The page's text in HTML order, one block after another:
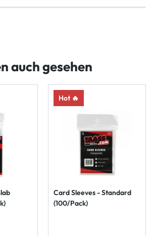
auch gesehen
Hot 🔥
Card Sleeves - Standard
(100/Pack)